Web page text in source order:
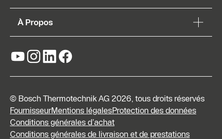
À Propos
© Bosch Thermotechnik AG 2026, tous droits réservés
FournisseurMentions légalesProtection des données
Conditions générales d’achat
Conditions générales de livraison et de prestations